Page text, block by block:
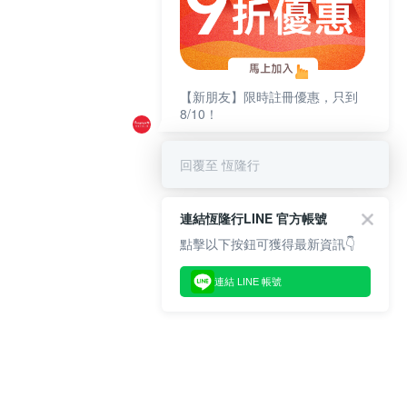
【新朋友】限時註冊優惠，只到
8/10！
回覆至 恆隆行
連結恆隆行LINE 官方帳號
點擊以下按鈕可獲得最新資訊👇
連結 LINE 帳號